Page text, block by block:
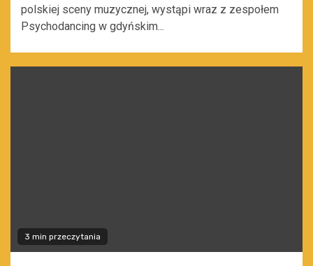
polskiej sceny muzycznej, wystąpi wraz z zespołem
Psychodancing w gdyńskim...
3 min przeczytania